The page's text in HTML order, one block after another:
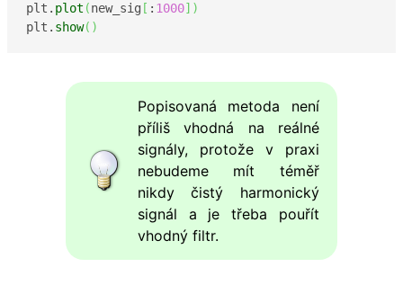
plt. plot (new_sig [ : 1000] )
plt. show( )
Popisovaná metoda není
příliš vhodná na reálné
signály, protože v praxi
nebudeme mít téměř
nikdy čistý harmonický
signál a je třeba pouřít
vhodný filtr.